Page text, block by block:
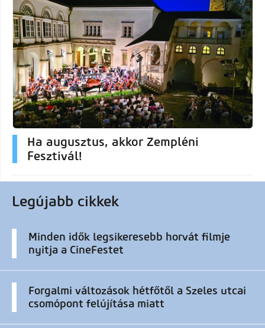
Ha augusztus, akkor Zempléni
Fesztivál!
Legújabb cikkek
Minden idők legsikeresebb horvát filmje
nyitja a CineFestet
Forgalmi változások hétfőtől a Szeles utcai
csomópont felújítása miatt